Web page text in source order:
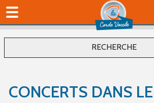
RECHERCHE
Département
CONCERTS DANS